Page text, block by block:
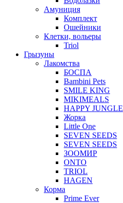
Амуниция
Комплект
Ошейники
Клетки, вольеры
Triol
Грызуны
Лакомства
БОСПА
Bambini Pets
SMILE KING
MIKIMEALS
HAPPY JUNGLE
Жорка
Little One
SEVEN SEEDS
SEVEN SEEDS
ЗООМИР
ONTO
TRIOL
HAGEN
Корма
Prime Ever